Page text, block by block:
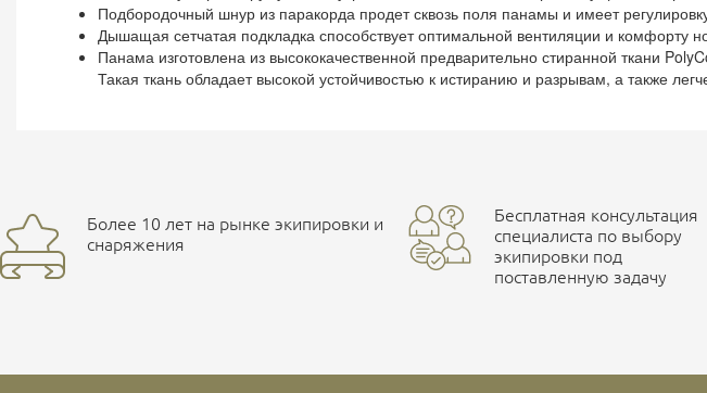
Подбородочный шнур из паракорда продет сквозь поля панамы и имеет
Дышащая сетчатая подкладка способствует оптимальной вентиляции и комфорту
Панама изготовлена из высококачественной предварительно стиранной ткани
Такая ткань обладает высокой устойчивостью к истиранию и разрывам, а также
Более 10 лет на рынке экипировки и
снаряжения
Бесплатная консультация
специалиста по выбору
экипировки под
поставленную задачу